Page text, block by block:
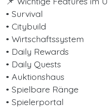
• Survival
• Citybuild
• Wirtschaftssystem
• Daily Rewards
• Daily Quests
• Auktionshaus
• Spielbare Ränge
• Spielerportal